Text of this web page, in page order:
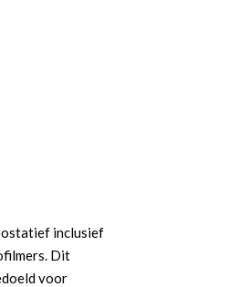
inclusief
Dit
voor